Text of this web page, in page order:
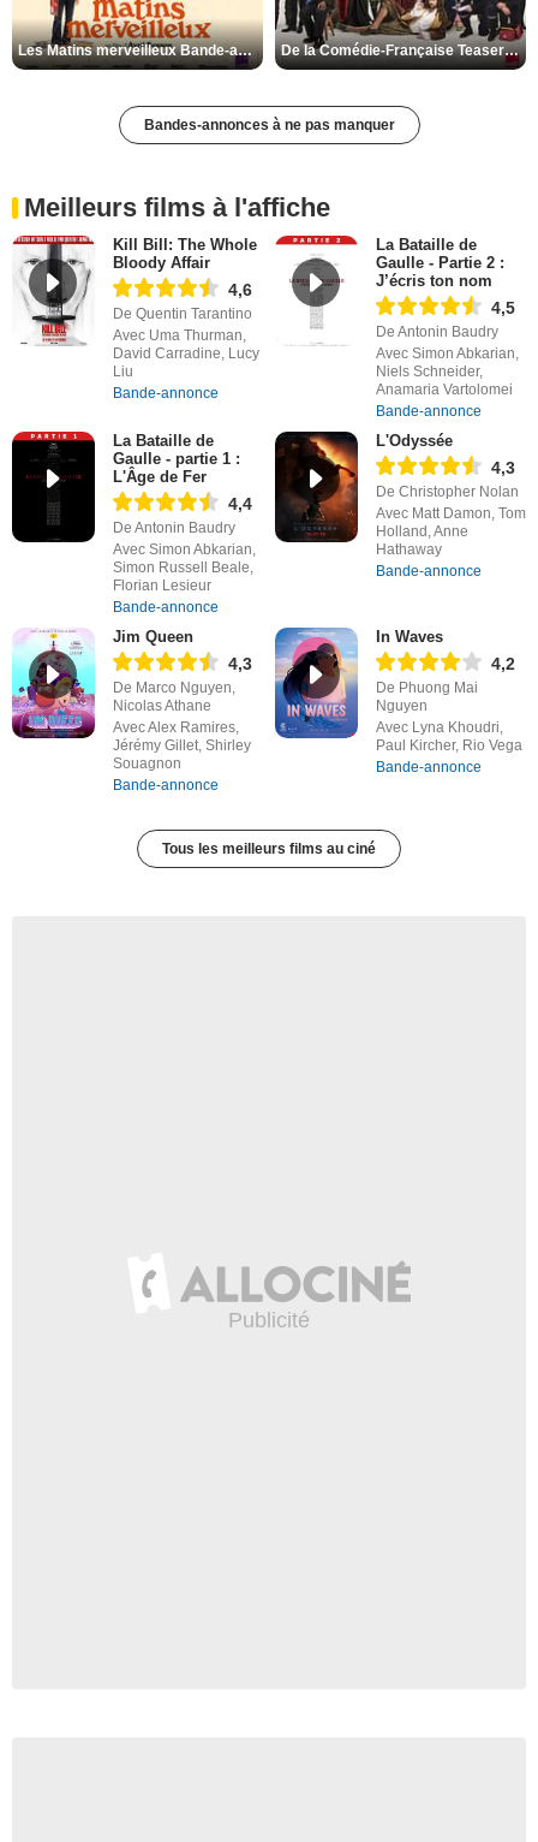
Les Matins merveilleux Bande-annonce VF De la Comédie-Française Teaser VF
Bandes-annonces à ne pas manquer
Meilleurs films à l'affiche
Kill Bill: The Whole
Bloody Affair
4,6
De Quentin Tarantino
Avec Uma Thurman,
David Carradine, Lucy
Liu
Bande-annonce
La Bataille de
Gaulle - Partie 2 :
J’écris ton nom
4,5
De Antonin Baudry
Avec Simon Abkarian,
Niels Schneider,
Anamaria Vartolomei
Bande-annonce
La Bataille de
Gaulle - partie 1 :
L'Âge de Fer
4,4
De Antonin Baudry
Avec Simon Abkarian,
Simon Russell Beale,
Florian Lesieur
Bande-annonce
L'Odyssée
4,3
De Christopher Nolan
Avec Matt Damon, Tom
Holland, Anne
Hathaway
Bande-annonce
Jim Queen
4,3
De Marco Nguyen,
Nicolas Athane
Avec Alex Ramires,
Jérémy Gillet, Shirley
Souagnon
Bande-annonce
In Waves
4,2
De Phuong Mai
Nguyen
Avec Lyna Khoudri,
Paul Kircher, Rio Vega
Bande-annonce
Tous les meilleurs films au ciné